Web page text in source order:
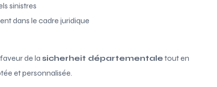
sinistres
dans le cadre juridique
de la sicherheit départementale tout en
et personnalisée.